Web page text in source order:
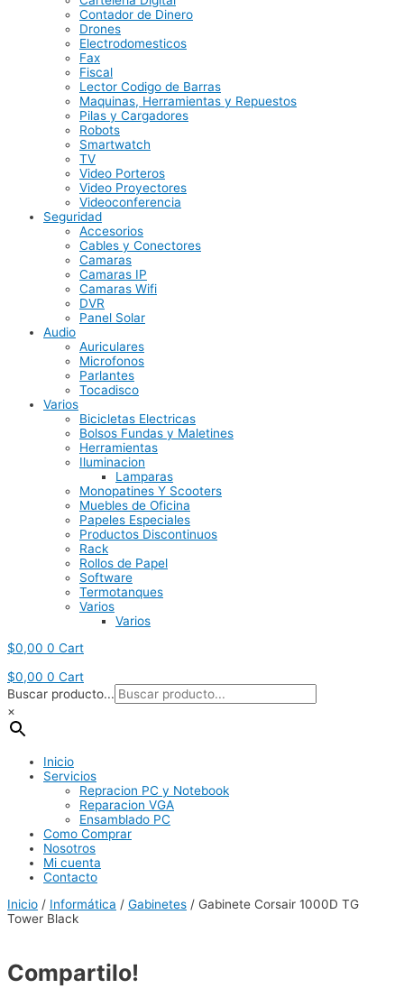
Contador de Dinero
Drones
Electrodomesticos
Fax
Fiscal
Lector Codigo de Barras
Maquinas, Herramientas y Repuestos
Pilas y Cargadores
Robots
Smartwatch
TV
Video Porteros
Video Proyectores
Videoconferencia
Seguridad
Accesorios
Cables y Conectores
Camaras
Camaras IP
Camaras Wifi
DVR
Panel Solar
Audio
Auriculares
Microfonos
Parlantes
Tocadisco
Varios
Bicicletas Electricas
Bolsos Fundas y Maletines
Herramientas
Iluminacion
Lamparas
Monopatines Y Scooters
Muebles de Oficina
Papeles Especiales
Productos Discontinuos
Rack
Rollos de Papel
Software
Termotanques
Varios
Varios
$0,00 0 Cart
$0,00 0 Cart
Buscar producto...
×
Inicio
Servicios
Repracion PC y Notebook
Reparacion VGA
Ensamblado PC
Como Comprar
Nosotros
Mi cuenta
Contacto
Inicio / Informática / Gabinetes / Gabinete Corsair 1000D TG
Tower Black
Compartilo!